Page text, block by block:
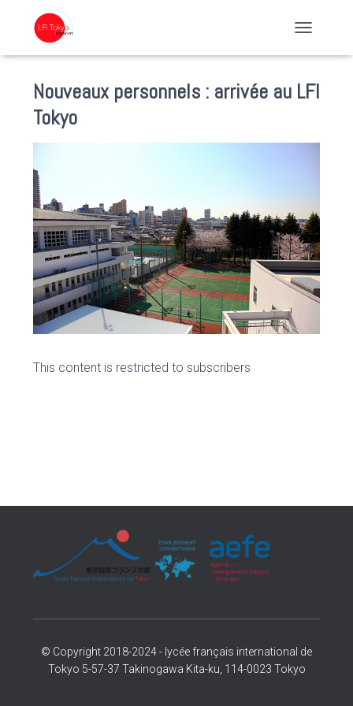
Nouveaux personnels : arrivée au LFI
Tokyo
This content is restricted to subscribers
© Copyright 2018-2024 - lycée français international de
Tokyo 5-57-37 Takinogawa Kita-ku, 114-0023 Tokyo